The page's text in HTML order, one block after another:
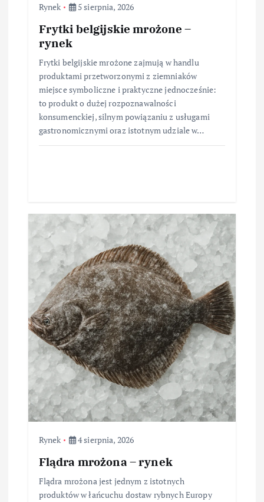
Rynek 5 sierpnia, 2026
Frytki belgijskie mrożone –
rynek
Frytki belgijskie mrożone zajmują w handlu
produktami przetworzonymi z ziemniaków
miejsce symboliczne i praktyczne jednocześnie:
to produkt o dużej rozpoznawalności
konsumenckiej, silnym powiązaniu z usługami
gastronomicznymi oraz istotnym udziale w…
Rynek 4 sierpnia, 2026
Flądra mrożona – rynek
Flądra mrożona jest jednym z istotnych
produktów w łańcuchu dostaw rybnych Europy